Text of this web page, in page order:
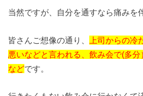
当然ですが、自分を通すなら痛みを
皆さんご想像の通り、
上司からの冷
悪いなどと言われる、飲み会で(多分
などです。